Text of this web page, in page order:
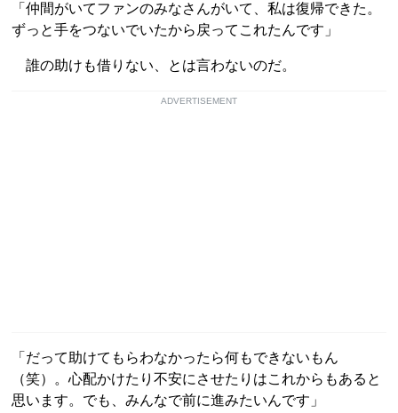
「仲間がいてファンのみなさんがいて、私は復帰できた。
ずっと手をつないでいたから戻ってこれたんです」
誰の助けも借りない、とは言わないのだ。
ADVERTISEMENT
「だって助けてもらわなかったら何もできないもん
（笑）。心配かけたり不安にさせたりはこれからもあると
思います。でも、みんなで前に進みたいんです」